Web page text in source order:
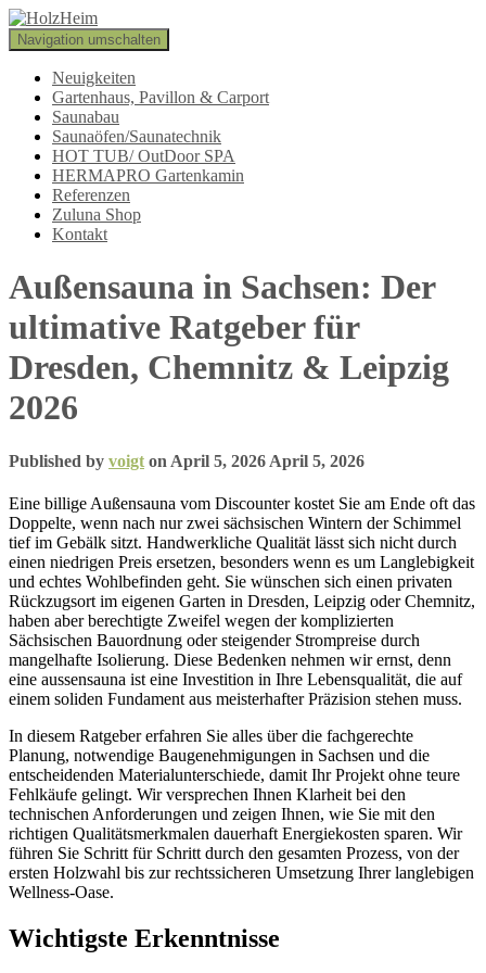
Navigation umschalten
Neuigkeiten
Gartenhaus, Pavillon & Carport
Saunabau
Saunaöfen/Saunatechnik
HOT TUB/ OutDoor SPA
HERMAPRO Gartenkamin
Referenzen
Zuluna Shop
Kontakt
Außensauna in Sachsen: Der
ultimative Ratgeber für
Dresden, Chemnitz & Leipzig
2026
Published by voigt on April 5, 2026 April 5, 2026
Eine billige Außensauna vom Discounter kostet Sie am Ende oft das
Doppelte, wenn nach nur zwei sächsischen Wintern der Schimmel
tief im Gebälk sitzt. Handwerkliche Qualität lässt sich nicht durch
einen niedrigen Preis ersetzen, besonders wenn es um Langlebigkeit
und echtes Wohlbefinden geht. Sie wünschen sich einen privaten
Rückzugsort im eigenen Garten in Dresden, Leipzig oder Chemnitz,
haben aber berechtigte Zweifel wegen der komplizierten
Sächsischen Bauordnung oder steigender Strompreise durch
mangelhafte Isolierung. Diese Bedenken nehmen wir ernst, denn
eine aussensauna ist eine Investition in Ihre Lebensqualität, die auf
einem soliden Fundament aus meisterhafter Präzision stehen muss.
In diesem Ratgeber erfahren Sie alles über die fachgerechte
Planung, notwendige Baugenehmigungen in Sachsen und die
entscheidenden Materialunterschiede, damit Ihr Projekt ohne teure
Fehlkäufe gelingt. Wir versprechen Ihnen Klarheit bei den
technischen Anforderungen und zeigen Ihnen, wie Sie mit den
richtigen Qualitätsmerkmalen dauerhaft Energiekosten sparen. Wir
führen Sie Schritt für Schritt durch den gesamten Prozess, von der
ersten Holzwahl bis zur rechtssicheren Umsetzung Ihrer langlebigen
Wellness-Oase.
Wichtigste Erkenntnisse